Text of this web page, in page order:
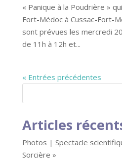
« Panique à la Poudrière »
Fort-Médoc à Cussac-Fort-
sont prévues les mercredi
de 11h à 12h et...
« Entrées précédentes
Articles
Photos | Spectacle
Sorcière »